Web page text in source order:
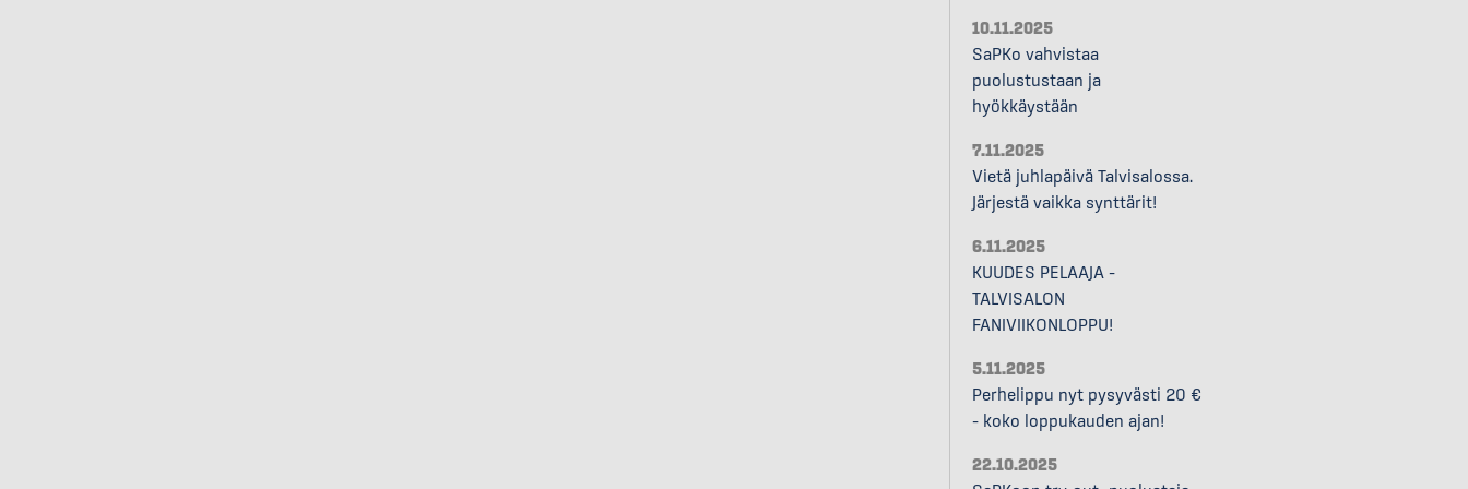
10.11.2025
SaPKo vahvistaa
puolustustaan ja
hyökkäystään
7.11.2025
Vietä juhlapäivä Talvisalossa.
Järjestä vaikka synttärit!
6.11.2025
KUUDES PELAAJA –
TALVISALON
FANIVIIKONLOPPU!
5.11.2025
Perhelippu nyt pysyvästi 20 €
– koko loppukauden ajan!
22.10.2025